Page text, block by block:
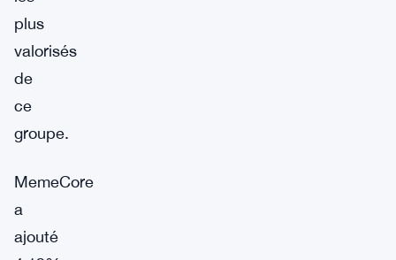
plus
valorisés
de
ce
groupe.
MemeCore
a
ajouté